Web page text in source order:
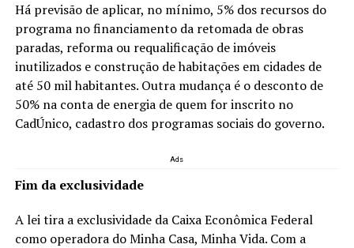
Há previsão de aplicar, no mínimo, 5% dos recursos do
programa no financiamento da retomada de obras
paradas, reforma ou requalificação de imóveis
inutilizados e construção de habitações em cidades de
até 50 mil habitantes. Outra mudança é o desconto de
50% na conta de energia de quem for inscrito no
CadÚnico, cadastro dos programas sociais do governo.
Ads
Fim da exclusividade
A lei tira a exclusividade da Caixa Econômica Federal
como operadora do Minha Casa, Minha Vida. Com a